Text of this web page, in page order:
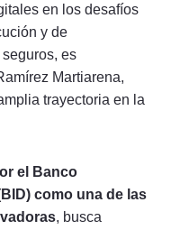
en los desafíos
y de
es
Martiarena,
trayectoria en la
el Banco
como una de las
, busca